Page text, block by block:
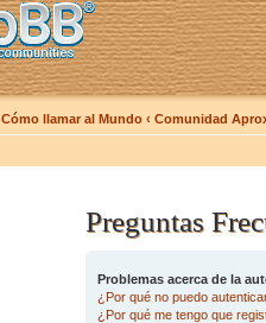
Cómo llamar al Mundo ‹ Comunidad
Preguntas
Problemas acerca de la
¿Por qué no puedo
¿Por qué me tengo que